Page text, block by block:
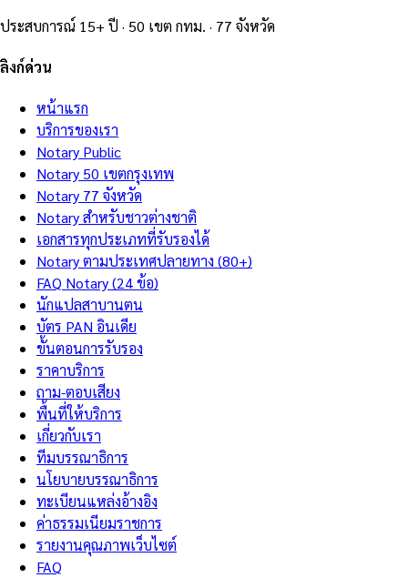
ประสบการณ์ 15+ ปี · 50 เขต กทม. · 77 จังหวัด
ลิงก์ด่วน
หน้าแรก
บริการของเรา
Notary Public
Notary 50 เขตกรุงเทพ
Notary 77 จังหวัด
Notary สำหรับชาวต่างชาติ
เอกสารทุกประเภทที่รับรองได้
Notary ตามประเทศปลายทาง (80+)
FAQ Notary (24 ข้อ)
นักแปลสาบานตน
บัตร PAN อินเดีย
ขั้นตอนการรับรอง
ราคาบริการ
ถาม-ตอบเสียง
พื้นที่ให้บริการ
เกี่ยวกับเรา
ทีมบรรณาธิการ
นโยบายบรรณาธิการ
ทะเบียนแหล่งอ้างอิง
ค่าธรรมเนียมราชการ
รายงานคุณภาพเว็บไซต์
FAQ